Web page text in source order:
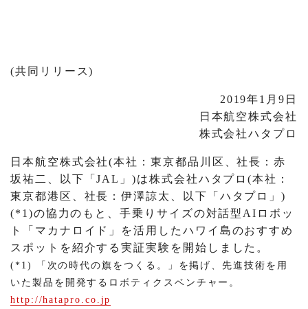
(共同リリース)
2019年1月9日
日本航空株式会社
株式会社ハタプロ
日本航空株式会社(本社：東京都品川区、社長：赤
坂祐二、以下「JAL」)は株式会社ハタプロ(本社：
東京都港区、社長：伊澤諒太、以下「ハタプロ」)
(*1)の協力のもと、手乗りサイズの対話型AIロボッ
ト「マカナロイド」を活用したハワイ島のおすすめ
スポットを紹介する実証実験を開始しました。
(*1) 「次の時代の旗をつくる。」を掲げ、先進技術を用
いた製品を開発するロボティクスベンチャー。
http://hatapro.co.jp